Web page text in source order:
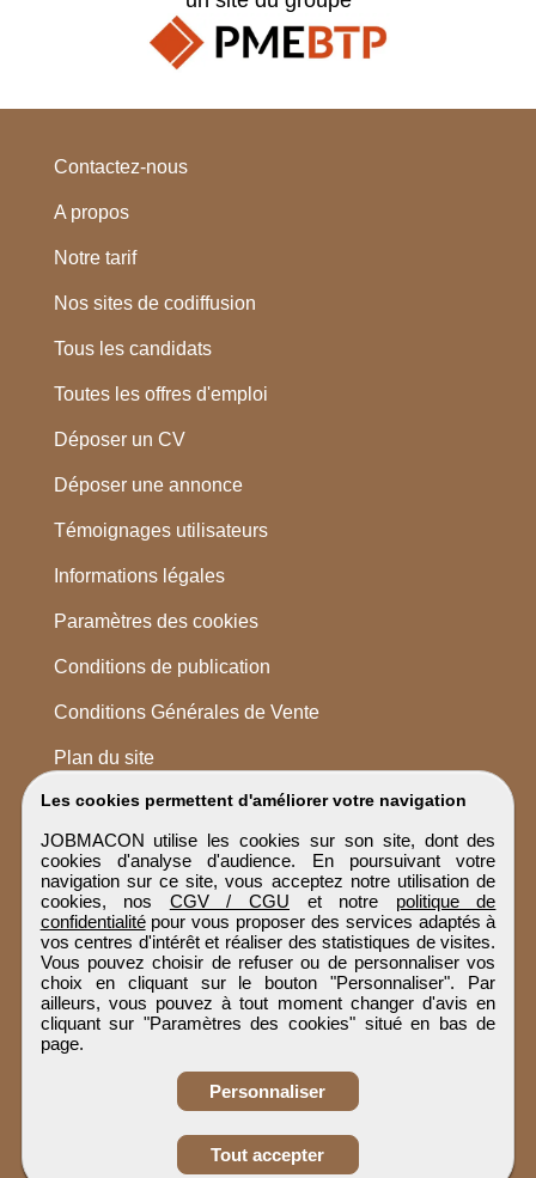
Obtenir ses
Les cookies permettent d'améliorer votre navigation
JOBMACON utilise les cookies sur son site, dont des
cookies d'analyse d'audience. En poursuivant votre
navigation sur ce site, vous acceptez notre utilisation de
cookies, nos CGV / CGU et notre politique de
confidentialitépour vous proposer des services adaptés à
vos centres d'intérêt et réaliser des statistiques de visites.
Vous pouvez choisir de refuser ou de personnaliser vos
choix en cliquant sur le bouton "Personnaliser". Par
ailleurs, vous pouvez à tout moment changer d'avis en
cliquant sur "Paramètres des cookies" situé en bas de
page.
Personnaliser
Tout accepter
Contactez-nous
A propos
Notre tarif
Nos sites de codiffusion
Tous les candidats
Toutes les offres d'emploi
Déposer un CV
Déposer une annonce
Témoignages utilisateurs
Informations légales
Paramètres des cookies
Conditions de publication
Conditions Générales de Vente
Plan du site